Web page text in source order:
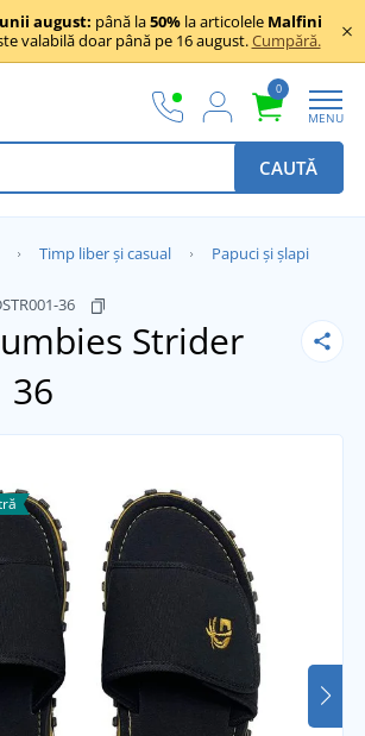
august: până la50% la articolele Malfini
valabilă doar până pe 16 august.Cumpără.
0
MENU
CAUTĂ
Timp liber și casual Papuci și șlapi
36
Strider
36